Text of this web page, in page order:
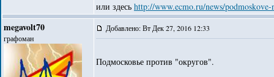
или здесь http://www.ecmo.ru/news/
megavolt70
графоман
Добавлено: Вт Дек 27, 2016 12:33
Подмосковье против "округов".